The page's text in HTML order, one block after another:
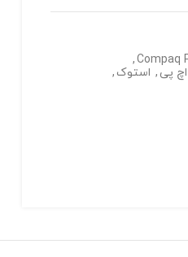
Compaq
,
اچ پی , استوک ,